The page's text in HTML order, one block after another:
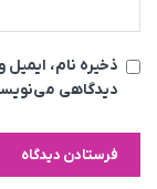
ذخیره نام،
دیدگاهی